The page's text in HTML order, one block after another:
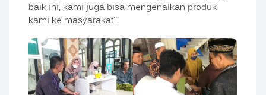
baik ini, kami juga bisa mengenalkan produk
kami ke masyarakat’’.